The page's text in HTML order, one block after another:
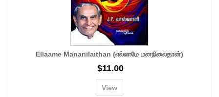
Ellaame Mananilaithan (எல்லாமே மனநிலைதான்)
$11.00
View